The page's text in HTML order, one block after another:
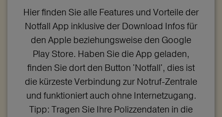
Hier finden Sie alle Features und Vorteile der
Notfall App inklusive der Download Infos für
den Apple beziehungsweise den Google
Play Store. Haben Sie die App geladen,
finden Sie dort den Button 'Notfall', dies ist
die kürzeste Verbindung zur Notruf-Zentrale
und funktioniert auch ohne Internetzugang.
Tipp: Tragen Sie Ihre Polizzendaten in die